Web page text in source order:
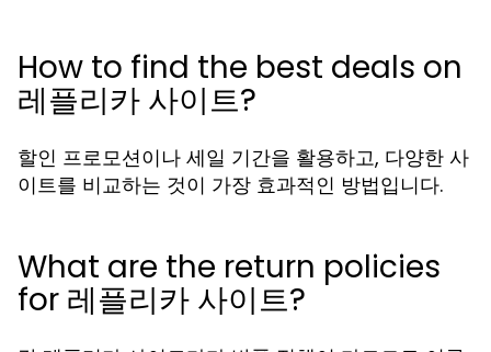
How to find the best deals on
레플리카 사이트?
할인 프로모션이나 세일 기간을 활용하고, 다양한 사
이트를 비교하는 것이 가장 효과적인 방법입니다.
What are the return policies
for 레플리카 사이트?